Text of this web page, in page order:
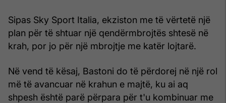
Sipas Sky Sport Italia, ekziston me të vërtetë një
plan për të shtuar një qendërmbrojtës shtesë në
krah, por jo për një mbrojtje me katër lojtarë.
Në vend të kësaj, Bastoni do të përdorej në një rol
më të avancuar në krahun e majtë, ku ai aq
shpesh është parë përpara për t'u kombinuar me